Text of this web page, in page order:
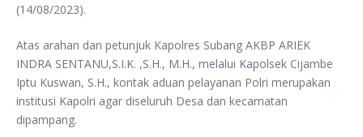
(14/08/2023).
Atas arahan dan petunjuk Kapolres Subang AKBP ARIEK
INDRA SENTANU,S.I.K. ,S.H., M.H., melalui Kapolsek Cijambe
Iptu Kuswan, S.H., kontak aduan pelayanan Polri merupakan
institusi Kapolri agar diseluruh Desa dan kecamatan
dipampang.